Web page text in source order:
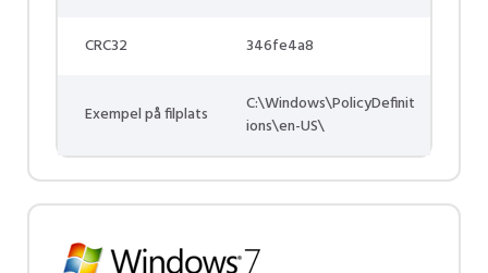
CRC32 346fe4a8
Exempel på filplats
C:\Windows\PolicyDefinit
ions\en-US\